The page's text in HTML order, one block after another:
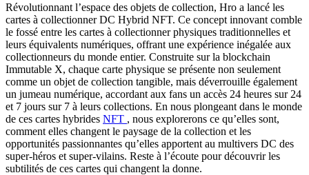
Révolutionnant l’espace des objets de collection, Hro a lancé les
cartes à collectionner DC Hybrid NFT. Ce concept innovant comble
le fossé entre les cartes à collectionner physiques traditionnelles et
leurs équivalents numériques, offrant une expérience inégalée aux
collectionneurs du monde entier. Construite sur la blockchain
Immutable X, chaque carte physique se présente non seulement
comme un objet de collection tangible, mais déverrouille également
un jumeau numérique, accordant aux fans un accès 24 heures sur 24
et 7 jours sur 7 à leurs collections. En nous plongeant dans le monde
de ces cartes hybrides NFT , nous explorerons ce qu’elles sont,
comment elles changent le paysage de la collection et les
opportunités passionnantes qu’elles apportent au multivers DC des
super-héros et super-vilains. Reste à l’écoute pour découvrir les
subtilités de ces cartes qui changent la donne.